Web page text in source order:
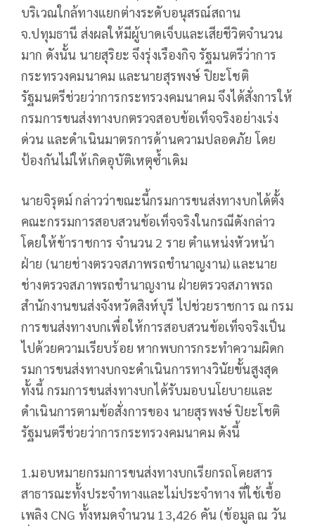
บริเวณใกล้ทางแยกต่างระดับอนุสรณ์สถาน
จ.ปทุมธานี ส่งผลให้มีผู้บาดเจ็บและเสียชีวิตจำนวน
มาก ดังนั้น นายสุริยะ จึงรุ่งเรืองกิจ รัฐมนตรีว่าการ
กระทรวงคมนาคม และนายสุรพงษ์ ปิยะโชติ
รัฐมนตรีช่วยว่าการกระทรวงคมนาคม จึงได้สั่งการให้
กรมการขนส่งทางบกตรวจสอบข้อเท็จจริงอย่างเร่ง
ด่วน และดำเนินมาตรการด้านความปลอดภัย โดย
ป้องกันไม่ให้เกิดอุบัติเหตุซ้ำเดิม
นายจิรุตม์ กล่าวว่าขณะนี้กรมการขนส่งทางบกได้ตั้ง
คณะกรรมการสอบสวนข้อเท็จจริงในกรณีดังกล่าว
โดยให้ข้าราชการ จำนวน 2 ราย ตำแหน่งหัวหน้า
ฝ่าย (นายช่างตรวจสภาพรถชำนาญงาน) และนาย
ช่างตรวจสภาพรถชำนาญงาน ฝ่ายตรวจสภาพรถ
สำนักงานขนส่งจังหวัดสิงห์บุรี ไปช่วยราชการ ณ กรม
การขนส่งทางบกเพื่อให้การสอบสวนข้อเท็จจริงเป็น
ไปด้วยความเรียบร้อย หากพบการกระทำความผิดก
รมการขนส่งทางบกจะดำเนินการทางวินัยขั้นสูงสุด
ทั้งนี้ กรมการขนส่งทางบกได้รับมอบนโยบายและ
ดำเนินการตามข้อสั่งการของ นายสุรพงษ์ ปิยะโชติ
รัฐมนตรีช่วยว่าการกระทรวงคมนาคม ดังนี้
1.มอบหมายกรมการขนส่งทางบกเรียกรถโดยสาร
สาธารณะทั้งประจำทางและไม่ประจำทาง ที่ใช้เชื้อ
เพลิง CNG ทั้งหมดจำนวน 13,426 คัน (ข้อมูล ณ วัน